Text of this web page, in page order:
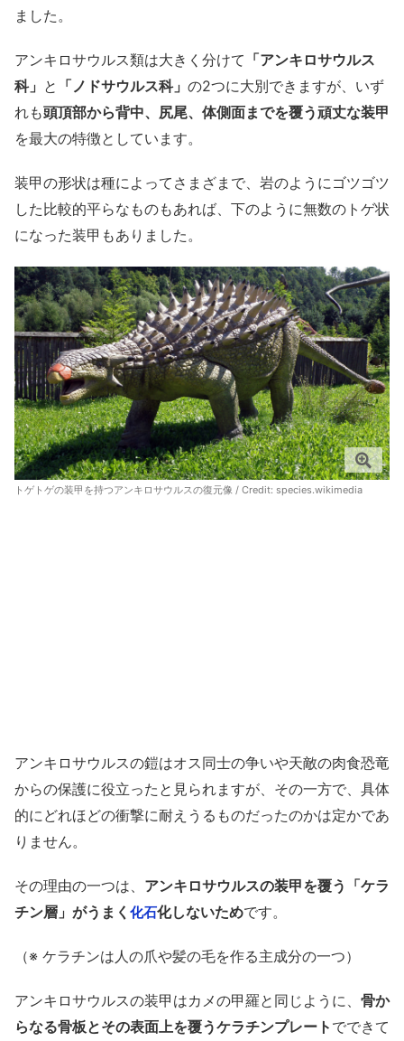
ました。
アンキロサウルス類は大きく分けて 「アンキロサウルス
科」 と 「ノドサウルス科」 の2つに大別できますが、いず
れも頭頂部から背中、尻尾、体側面までを覆う頑丈な装甲
を最大の特徴としています。
装甲の形状は種によってさまざまで、岩のようにゴツゴツ
した比較的平らなものもあれば、下のように無数のトゲ状
になった装甲もありました。
トゲトゲの装甲を持つアンキロサウルスの復元像 / Credit: species.wikimedia
アンキロサウルスの鎧はオス同士の争いや天敵の肉食恐竜
からの保護に役立ったと見られますが、その一方で、具体
的にどれほどの衝撃に耐えうるものだったのかは定かであ
りません。
その理由の一つは、 アンキロサウルスの装甲を覆う「ケラ
チン層」がうまく 化石化しないためです。
（※ ケラチンは人の爪や髪の毛を作る主成分の一つ）
アンキロサウルスの装甲はカメの甲羅と同じように、 骨か
らなる骨板とその表面上を覆うケラチンプレート でできて